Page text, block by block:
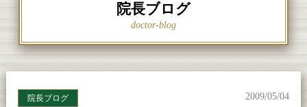
院長ブログ
doctor-blog
院長ブログ 2009/05/04